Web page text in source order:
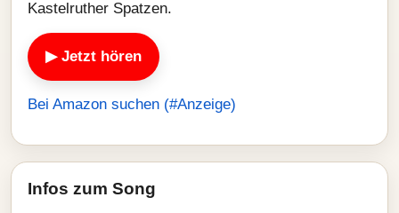
Kastelruther Spatzen.
▶ Jetzt hören
Bei Amazon suchen (#Anzeige)
Infos zum Song